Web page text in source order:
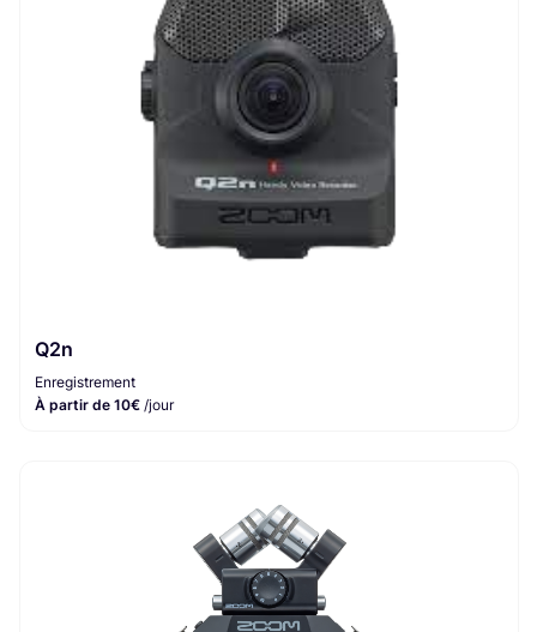
Q2n
Enregistrement
À partir de 10€ /jour